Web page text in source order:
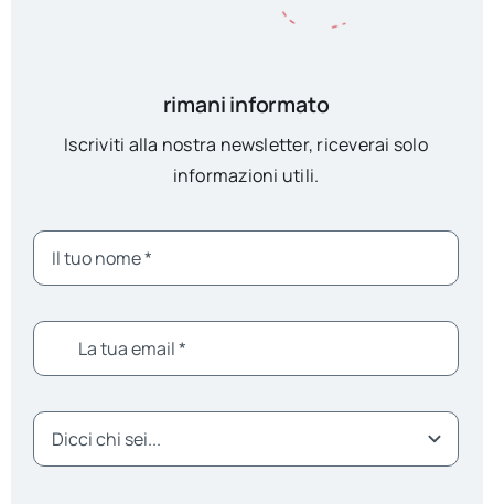
rimani informato
Iscriviti alla nostra newsletter, riceverai solo
informazioni utili.